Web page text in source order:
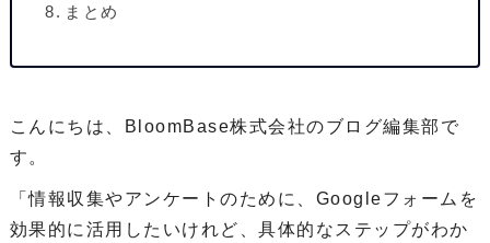
まとめ
こんにちは、BloomBase株式会社のブログ編集部で
す。
「情報収集やアンケートのために、Googleフォームを
効果的に活用したいけれど、具体的なステップがわか